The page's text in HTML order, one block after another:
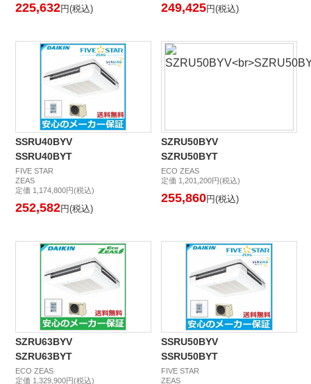
225,632円(税込) 249,425円(税込)
SSRU40BYV
SSRU40BYT
FIVE STAR
ZEAS
定価 1,174,800円(税込)
252,582円(税込)
SZRU50BYV
SZRU50BYT
ECO ZEAS
定価 1,201,200円(税込)
255,860円(税込)
SZRU63BYV
SZRU63BYT
ECO ZEAS
定価 1,329,900円(税込)
SSRU50BYV
SSRU50BYT
FIVE STAR
ZEAS